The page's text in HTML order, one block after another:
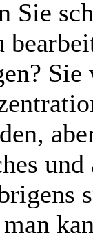
Sie
und